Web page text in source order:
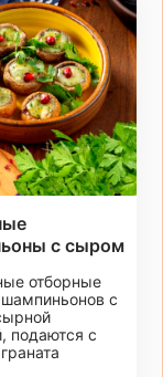
с сыром
отборные
с
подаются с